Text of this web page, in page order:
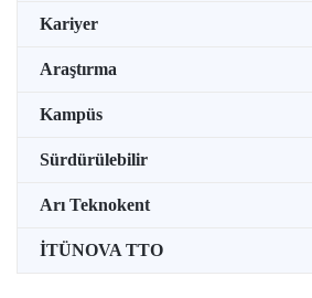
Kariyer
Araştırma
Kampüs
Sürdürülebilir
Arı Teknokent
İTÜNOVA TTO